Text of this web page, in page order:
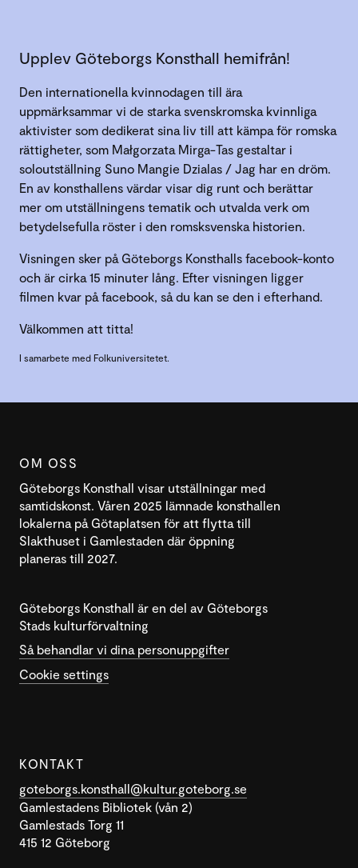
Upplev Göteborgs Konsthall hemifrån!
Den internationella kvinnodagen till ära
uppmärksammar vi de starka svenskromska kvinnliga
aktivister som dedikerat sina liv till att kämpa för romska
rättigheter, som Małgorzata Mirga-Tas gestaltar i
soloutställning Suno Mangie Dzialas / Jag har en dröm.
En av konsthallens värdar visar dig runt och berättar
mer om utställningens tematik och utvalda verk om
betydelsefulla röster i den romsksvenska historien.
Visningen sker på Göteborgs Konsthalls facebook-konto
och är cirka 15 minuter lång. Efter visningen ligger
filmen kvar på facebook, så du kan se den i efterhand.
Välkommen att titta!
I samarbete med Folkuniversitetet.
OM OSS
Göteborgs Konsthall visar utställningar med
samtidskonst. Våren 2025 lämnade konsthallen
lokalerna på Götaplatsen för att flytta till
Slakthuset i Gamlestaden där öppning
planeras till 2027.
Göteborgs Konsthall är en del av Göteborgs
Stads kulturförvaltning
Så behandlar vi dina personuppgifter
Cookie settings
KONTAKT
goteborgs.konsthall@kultur.goteborg.se
Gamlestadens Bibliotek (vån 2)
Gamlestads Torg 11
415 12 Göteborg